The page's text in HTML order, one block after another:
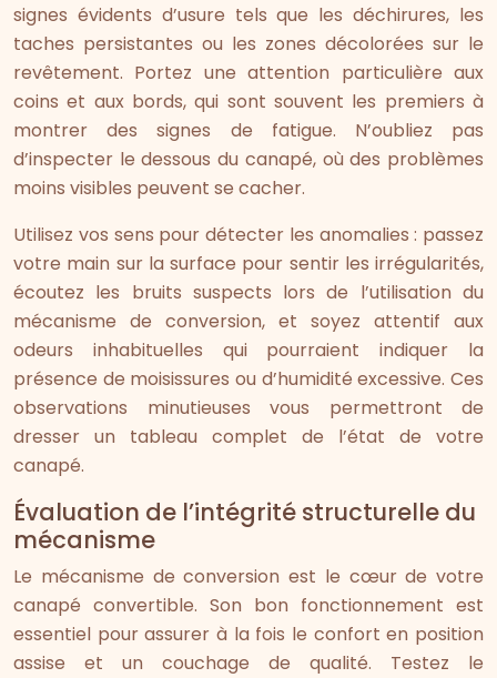
signes évidents d’usure tels que les déchirures, les
taches persistantes ou les zones décolorées sur le
revêtement. Portez une attention particulière aux
coins et aux bords, qui sont souvent les premiers à
montrer des signes de fatigue. N’oubliez pas
d’inspecter le dessous du canapé, où des problèmes
moins visibles peuvent se cacher.
Utilisez vos sens pour détecter les anomalies : passez
votre main sur la surface pour sentir les irrégularités,
écoutez les bruits suspects lors de l’utilisation du
mécanisme de conversion, et soyez attentif aux
odeurs inhabituelles qui pourraient indiquer la
présence de moisissures ou d’humidité excessive. Ces
observations minutieuses vous permettront de
dresser un tableau complet de l’état de votre
canapé.
Évaluation de l’intégrité structurelle du
mécanisme
Le mécanisme de conversion est le cœur de votre
canapé convertible. Son bon fonctionnement est
essentiel pour assurer à la fois le confort en position
assise et un couchage de qualité. Testez le